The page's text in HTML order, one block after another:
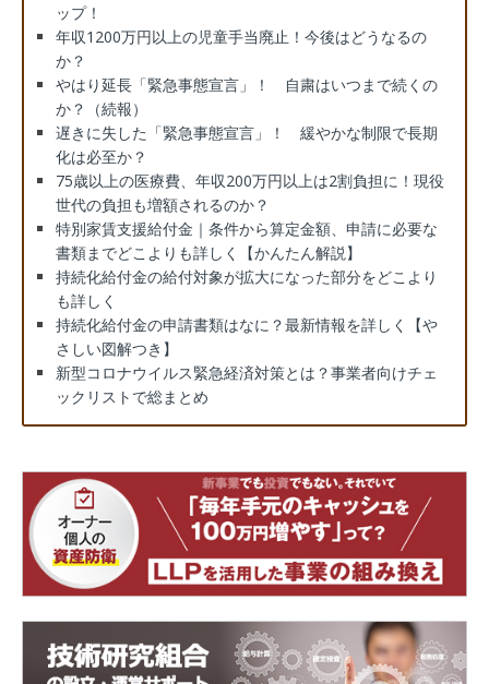
ップ！
年収1200万円以上の児童手当廃止！今後はどうなるの
か？
やはり延長「緊急事態宣言」！ 自粛はいつまで続くの
か？（続報）
遅きに失した「緊急事態宣言」！ 緩やかな制限で長期
化は必至か？
75歳以上の医療費、年収200万円以上は2割負担に！現役
世代の負担も増額されるのか？
特別家賃支援給付金｜条件から算定金額、申請に必要な
書類までどこよりも詳しく【かんたん解説】
持続化給付金の給付対象が拡大になった部分をどこより
も詳しく
持続化給付金の申請書類はなに？最新情報を詳しく【や
さしい図解つき】
新型コロナウイルス緊急経済対策とは？事業者向けチェ
ックリストで総まとめ